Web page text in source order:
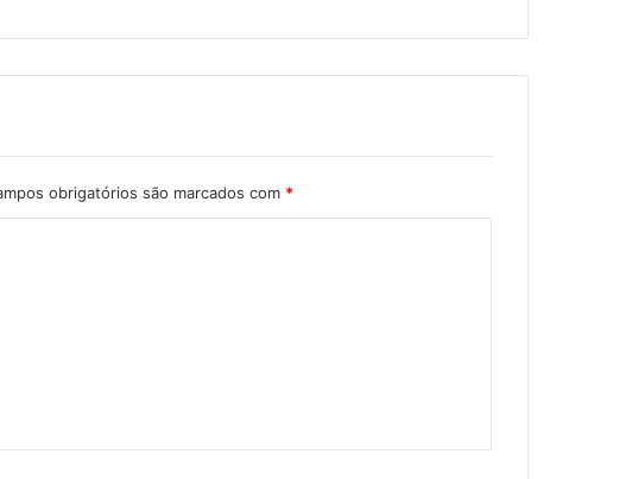
obrigatórios são marcados com *